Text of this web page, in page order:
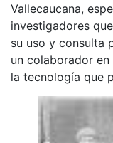
Vallecaucana,
investigadores
su uso y consulta
un colaborador
la tecnología que